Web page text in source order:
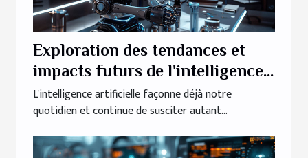
Exploration des tendances et
impacts futurs de l'intelligence
artificielle en société
L'intelligence artificielle façonne déjà notre
quotidien et continue de susciter autant...